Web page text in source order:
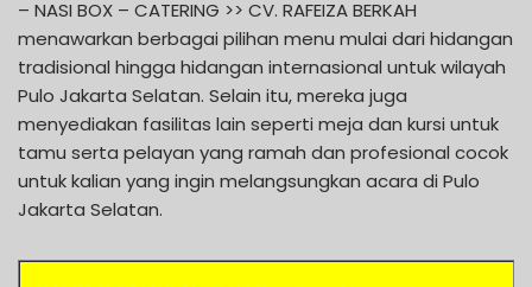
– NASI BOX – CATERING >> CV. RAFEIZA BERKAH
menawarkan berbagai pilihan menu mulai dari hidangan
tradisional hingga hidangan internasional untuk wilayah
Pulo Jakarta Selatan. Selain itu, mereka juga
menyediakan fasilitas lain seperti meja dan kursi untuk
tamu serta pelayan yang ramah dan profesional cocok
untuk kalian yang ingin melangsungkan acara di Pulo
Jakarta Selatan.